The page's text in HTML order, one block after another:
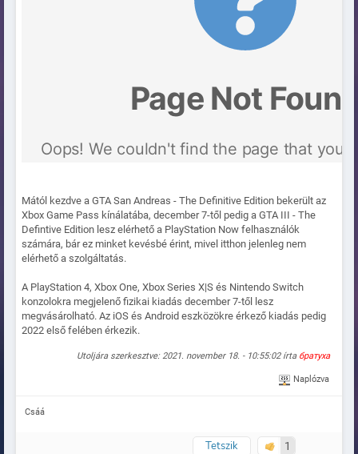
Mától kezdve a GTA San Andreas - The Definitive Edition bekerült az
Xbox Game Pass kínálatába, december 7-től pedig a GTA III - The
Defintive Edition lesz elérhető a PlayStation Now felhasználók
számára, bár ez minket kevésbé érint, mivel itthon jelenleg nem
elérhető a szolgáltatás.
A PlayStation 4, Xbox One, Xbox Series X|S és Nintendo Switch
konzolokra megjelenő fizikai kiadás december 7-től lesz
megvásárolható. Az iOS és Android eszközökre érkező kiadás pedig
2022 első felében érkezik.
Utoljára szerkesztve: 2021. november 18. - 10:55:02 írta братуха
Naplózva
Csáá
Tetszik 1